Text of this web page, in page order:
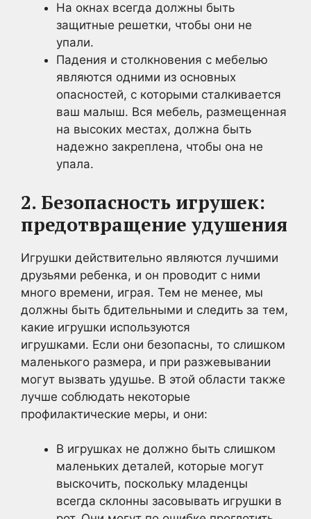
На окнах всегда должны быть
защитные решетки, чтобы они не
упали.
Падения и столкновения с мебелью
являются одними из основных
опасностей, с которыми сталкивается
ваш малыш. Вся мебель, размещенная
на высоких местах, должна быть
надежно закреплена, чтобы она не
упала.
2. Безопасность игрушек:
предотвращение удушения
Игрушки действительно являются лучшими
друзьями ребенка, и он проводит с ними
много времени, играя. Тем не менее, мы
должны быть бдительными и следить за тем,
какие игрушки используются
игрушками. Если они безопасны, то слишком
маленького размера, и при разжевывании
могут вызвать удушье. В этой области также
лучше соблюдать некоторые
профилактические меры, и они:
В игрушках не должно быть слишком
маленьких деталей, которые могут
выскочить, поскольку младенцы
всегда склонны засовывать игрушки в